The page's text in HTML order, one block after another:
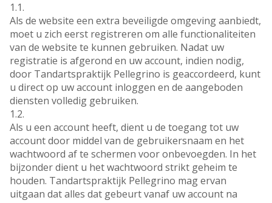
1.1.
Als de website een extra beveiligde omgeving aanbiedt,
moet u zich eerst registreren om alle functionaliteiten
van de website te kunnen gebruiken. Nadat uw
registratie is afgerond en uw account, indien nodig,
door Tandartspraktijk Pellegrino is geaccordeerd, kunt
u direct op uw account inloggen en de aangeboden
diensten volledig gebruiken.
1.2.
Als u een account heeft, dient u de toegang tot uw
account door middel van de gebruikersnaam en het
wachtwoord af te schermen voor onbevoegden. In het
bijzonder dient u het wachtwoord strikt geheim te
houden. Tandartspraktijk Pellegrino mag ervan
uitgaan dat alles dat gebeurt vanaf uw account na